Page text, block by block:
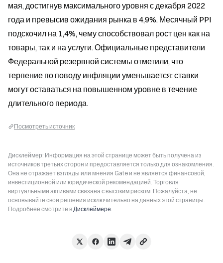
мая, достигнув максимального уровня с декабря 2022
года и превысив ожидания рынка в 4,9%. Месячный PPI
подскочил на 1,4%, чему способствовал рост цен как на
товары, так и на услуги. Официальные представители
Федеральной резервной системы отметили, что
терпение по поводу инфляции уменьшается: ставки
могут оставаться на повышенном уровне в течение
длительного периода.
Посмотреть источник
Дисклеймер: Информация на этой странице может быть получена из
источников третьих сторон и предоставляется только для ознакомления.
Она не отражает взгляды или мнения Gate и не является финансовой,
инвестиционной или юридической рекомендацией. Торговля
виртуальными активами связана с высоким риском. Пожалуйста, не
основывайте свои решения исключительно на данных этой страницы.
Подробнее смотрите вДисклеймере.